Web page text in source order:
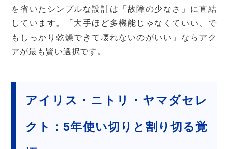
を省いたシンプルな設計は「故障の少なさ」に直結
しています。「大手ほど多機能じゃなくていい、で
もしっかり乾燥できて壊れないのがいい」ならアク
アが最も賢い選択です。
アイリス・ニトリ・ヤマダセレ
クト：5年使い切りと割り切る覚